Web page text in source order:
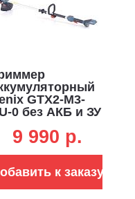
GTX2-M3-
0 без АКБ и ЗУ
D
леска
9 990 p.
к заказу